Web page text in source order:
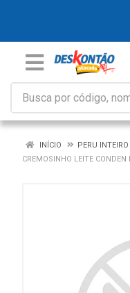
INÍCIO PERU INTEIRO
CREMOSINHO LEITE CONDEN